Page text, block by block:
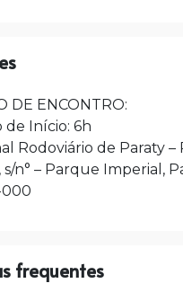
DE ENCONTRO:
de Início: 6h
Rodoviário de Paraty –
s/n° – Parque Imperial,
frequentes